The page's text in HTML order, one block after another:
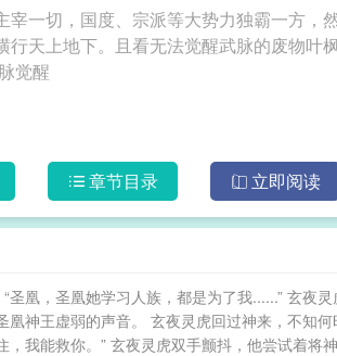
一切，国度、宗派等大势力独霸一方，
天上地下。且看无法觉醒武脉的废物叶
地，万界独尊！ 武脉觉醒
章节目录 立即阅读
凰，圣凰她学习人族，都是为了我......” 玄夜
神王虚弱的声音。 玄夜灵虎回过神来，不知
我能救你。” 玄夜灵虎双手颤抖，他尝试着将